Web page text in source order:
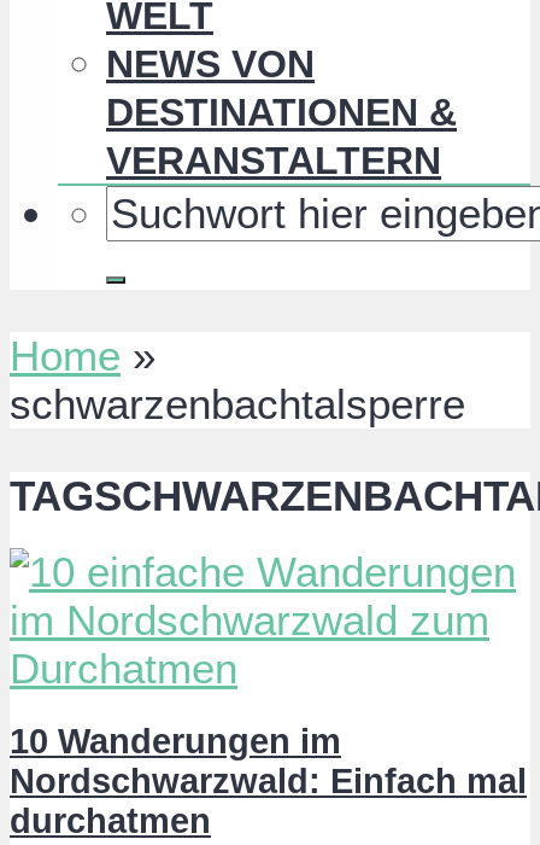
WELT
NEWS VON
DESTINATIONEN &
VERANSTALTERN
Home »
schwarzenbachtalsperre
10 Wanderungen im
Nordschwarzwald: Einfach mal
durchatmen